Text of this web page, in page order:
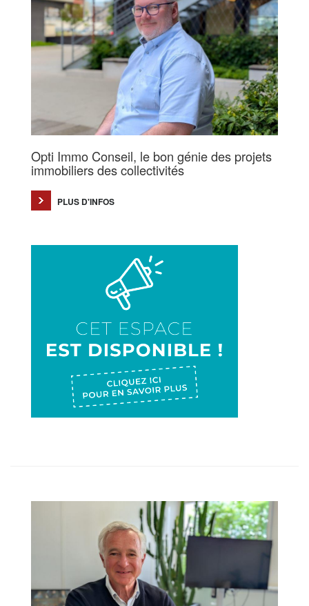
Opti Immo Conseil, le bon génie des projets
immobiliers des collectivités
PLUS D'INFOS